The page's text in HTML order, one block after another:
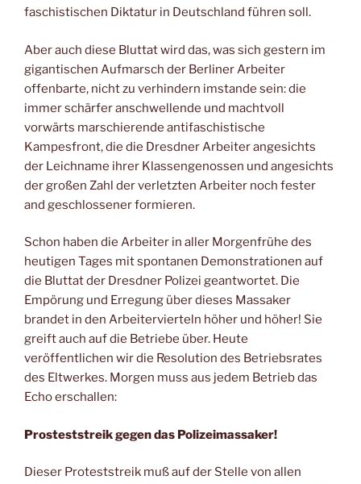
faschistischen Diktatur in Deutschland führen soll.
Aber auch diese Bluttat wird das, was sich gestern im
gigantischen Aufmarsch der Berliner Arbeiter
offenbarte, nicht zu verhindern imstande sein: die
immer schärfer anschwellende und machtvoll
vorwärts marschierende antifaschistische
Kampesfront, die die Dresdner Arbeiter angesichts
der Leichname ihrer Klassengenossen und angesichts
der großen Zahl der verletzten Arbeiter noch fester
and geschlossener formieren.
Schon haben die Arbeiter in aller Morgenfrühe des
heutigen Tages mit spontanen Demonstrationen auf
die Bluttat der Dresdner Polizei geantwortet. Die
Empörung und Erregung über dieses Massaker
brandet in den Arbeitervierteln höher und höher! Sie
greift auch auf die Betriebe über. Heute
veröffentlichen wir die Resolution des Betriebsrates
des Eltwerkes. Morgen muss aus jedem Betrieb das
Echo erschallen:
Prosteststreik gegen das Polizeimassaker!
Dieser Proteststreik muß auf der Stelle von allen